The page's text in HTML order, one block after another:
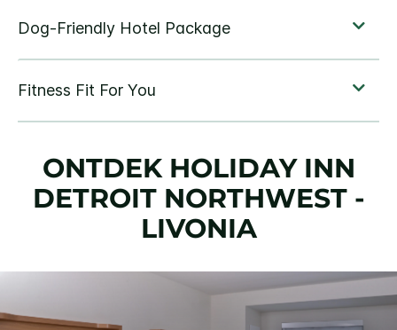
ONTDEK HOLIDAY INN
DETROIT NORTHWEST -
LIVONIA